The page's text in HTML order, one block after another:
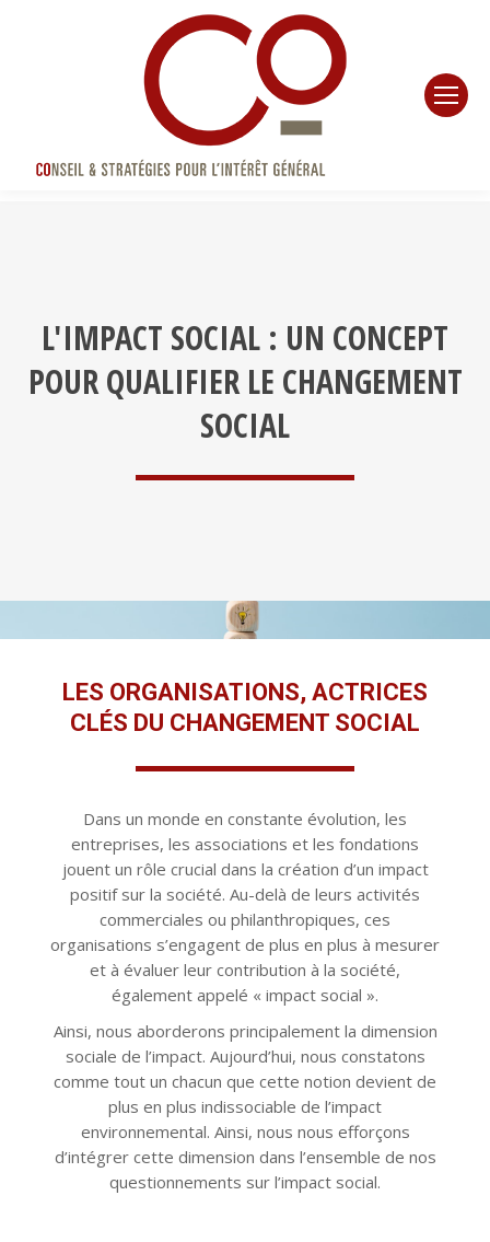
L'IMPACT SOCIAL : UN CONCEPT
POUR QUALIFIER LE CHANGEMENT
SOCIAL
LES ORGANISATIONS, ACTRICES
CLÉS DU CHANGEMENT SOCIAL
Dans un monde en constante évolution, les
entreprises, les associations et les fondations
jouent un rôle crucial dans la création d’un impact
positif sur la société. Au-delà de leurs activités
commerciales ou philanthropiques, ces
organisations s’engagent de plus en plus à mesurer
et à évaluer leur contribution à la société,
également appelé « impact social ».
Ainsi, nous aborderons principalement la dimension
sociale de l’impact. Aujourd’hui, nous constatons
comme tout un chacun que cette notion devient de
plus en plus indissociable de l’impact
environnemental. Ainsi, nous nous efforçons
d’intégrer cette dimension dans l’ensemble de nos
questionnements sur l’impact social.